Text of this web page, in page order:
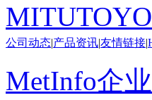
公司动态 产品资讯友情链接
MetInfo企